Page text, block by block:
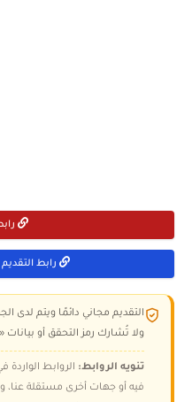
رابط
التقديم مجاني دائمًا ويتم لدى
ولا تُشارك رمز التحقق أو بيانات
تنويه الروابط: الروابط الواردة
فيه أو جهات أخرى مستقلة